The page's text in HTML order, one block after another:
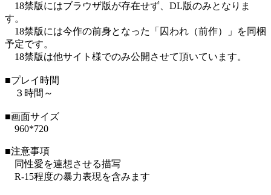
18禁版にはブラウザ版が存在せず、DL版のみとなりま
す。
18禁版には今作の前身となった「囚われ（前作）」を同梱
予定です。
18禁版は他サイト様でのみ公開させて頂いています。
■プレイ時間
３時間～
■画面サイズ
960*720
■注意事項
同性愛を連想させる描写
R-15程度の暴力表現を含みます